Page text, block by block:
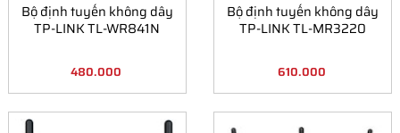
Bộ định tuyến không dây
TP-LINK TL-WR841N
480.000
Bộ định tuyến không dây
TP-LINK TL-MR3220
610.000